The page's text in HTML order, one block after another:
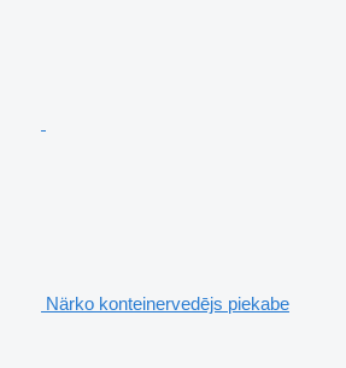
Närko konteinervedējs piekabe